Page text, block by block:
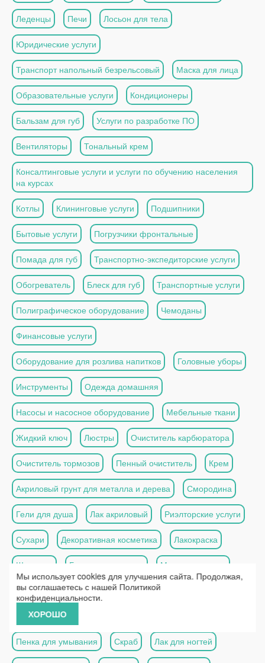
Леденцы Печи Лосьон для тела
Юридические услуги
Транспорт напольный безрельсовый Маска для лица
Образовательные услуги Кондиционеры
Бальзам для губ Услуги по разработке ПО
Вентиляторы Тональный крем
Консалтинговые услуги и услуги по обучению населения
на курсах
Котлы Клининговые услуги Подшипники
Бытовые услуги Погрузчики фронтальные
Помада для губ Транспортно-экспедиторские услуги
Обогреватель Блеск для губ Транспортные услуги
Полиграфическое оборудование Чемоданы
Финансовые услуги
Оборудование для розлива напитков Головные уборы
Инструменты Одежда домашняя
Насосы и насосное оборудование Мебельные ткани
Жидкий ключ Люстры Очиститель карбюратора
Очиститель тормозов Пенный очиститель Крем
Акриловый грунт для металла и дерева Смородина
Гели для душа Лак акриловый Риэлторские услуги
Сухари Декоративная косметика Лакокраска
Шампуни Бальзам для волос Маска для волос
Имбирь Мыло Масло для волос
Тушь Сыворотка для лица
Пенка для умывания Скраб Лак для ногтей
Мы использует cookies для улучшения сайта. Продолжая,
вы соглашаетесь с нашей Политикой
конфиденциальности.
ХОРОШО